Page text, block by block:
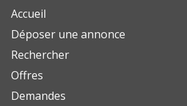
Accueil
Déposer une annonce
Rechercher
Offres
Demandes